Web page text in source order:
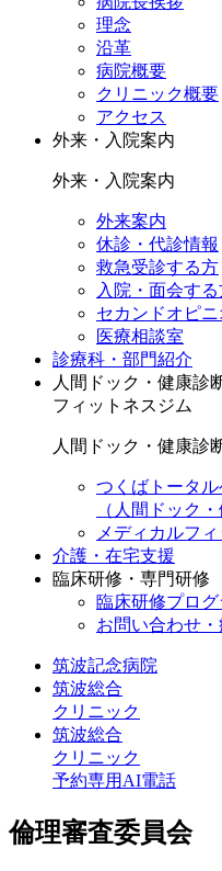
理念
沿革
病院概要
クリニック概要
アクセス
外来・入院案内
外来・入院案内
外来案内
休診・代診情報
救急受診する方
入院・面会す
セカンドオピ
医療相談室
診療科・部門紹介
人間ドック・健康診
フィットネスジム
人間ドック・健康診
つくばトータ
（人間ドック・
メディカルフ
介護・在宅支援
臨床研修・専門研修
臨床研修プログ
お問い合わせ
筑波記念病院
筑波総合
クリニック
筑波総合
クリニック
予約専用AI電話
倫理審査委員会